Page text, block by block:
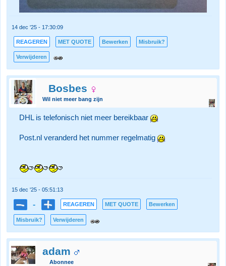
14 dec '25 - 17:30:09
REAGEREN MET QUOTE Bewerken Misbruik?
Verwijderen
Bosbes
Wil niet meer bang zijn
DHL is telefonisch niet meer bereikbaar
Post.nl veranderd het nummer regelmatig
15 dec '25 - 05:51:13
- REAGEREN MET QUOTE Bewerken
Misbruik? Verwijderen
adam
Abonnee